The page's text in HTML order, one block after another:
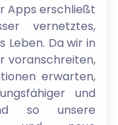
Apps erschließt
vernetztes,
Leben. Da wir in
voranschreiten,
erwarten,
und
so unsere